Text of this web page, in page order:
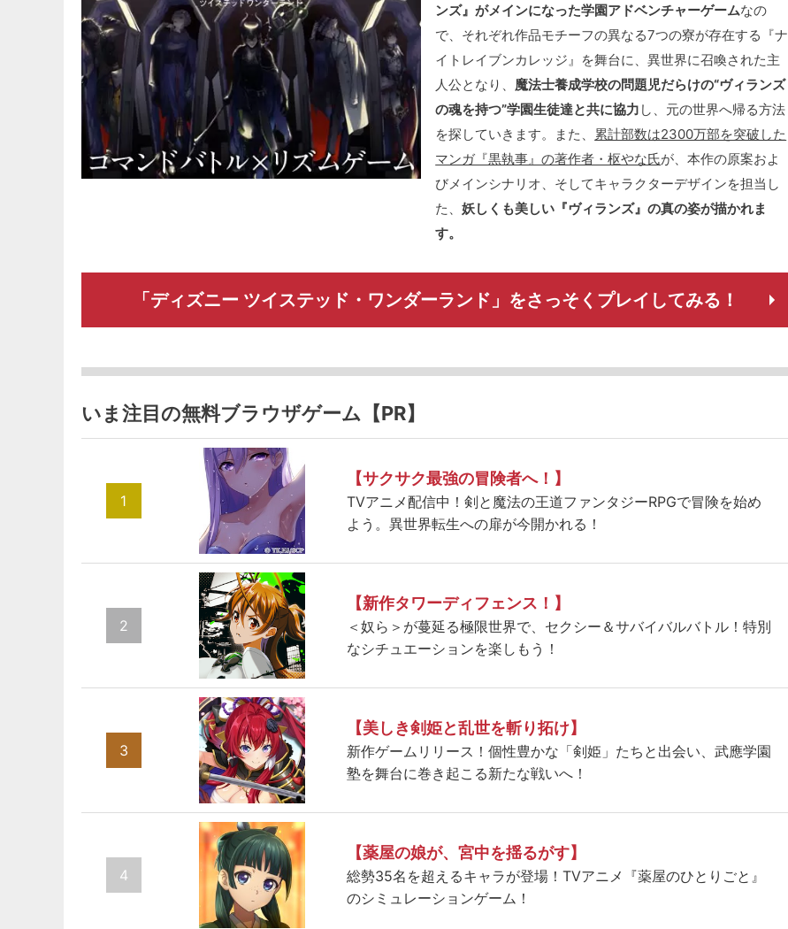
ンズ』がメインになった学園アドベンチャーゲームなの
で、それぞれ作品モチーフの異なる7つの寮が存在する『ナ
イトレイブンカレッジ』を舞台に、異世界に召喚された主
人公となり、 魔法士養成学校の問題児だらけの“ヴィランズ
の魂を持つ”学園生徒達と共に協力 し、元の世界へ帰る方法
を探していきます。また、 累計部数は2300万部を突破した
マンガ『黒執事』の著作者・枢やな氏が、本作の原案およ
びメインシナリオ、そしてキャラクターデザインを担当し
た、妖しくも美しい『ヴィランズ』の真の姿が描かれま
す。
「ディズニー ツイステッド・ワンダーランド」をさっそくプレイしてみる！
いま注目の無料ブラウザゲーム【PR】
1
【サクサク最強の冒険者へ！】
TVアニメ配信中！剣と魔法の王道ファンタジーRPGで冒険を始め
よう。異世界転生への扉が今開かれる！
2
【新作タワーディフェンス！】
＜奴ら＞が蔓延る極限世界で、セクシー＆サバイバルバトル！特別
なシチュエーションを楽しもう！
3
【美しき剣姫と乱世を斬り拓け】
新作ゲームリリース！個性豊かな「剣姫」たちと出会い、武應学園
塾を舞台に巻き起こる新たな戦いへ！
4
【薬屋の娘が、宮中を揺るがす】
総勢35名を超えるキャラが登場！TVアニメ『薬屋のひとりごと』
のシミュレーションゲーム！